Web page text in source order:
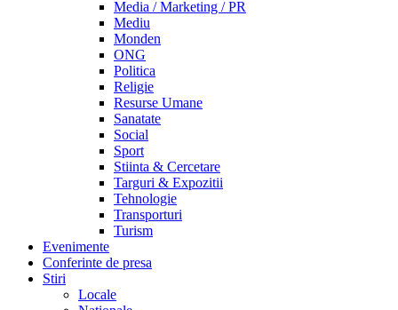
Media / Marketing / PR
Mediu
Monden
ONG
Politica
Religie
Resurse Umane
Sanatate
Social
Sport
Stiinta & Cercetare
Targuri & Expozitii
Tehnologie
Transporturi
Turism
Evenimente
Conferinte de presa
Stiri
Locale